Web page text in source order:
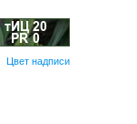
Цвет надписи